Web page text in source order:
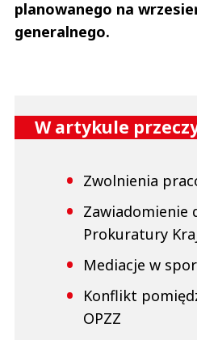
planowanego na
generalnego.
W artykule
Zwolnienia
Zawiadomienie
Prokuratury
Mediacje w
Konflikt
OPZZ